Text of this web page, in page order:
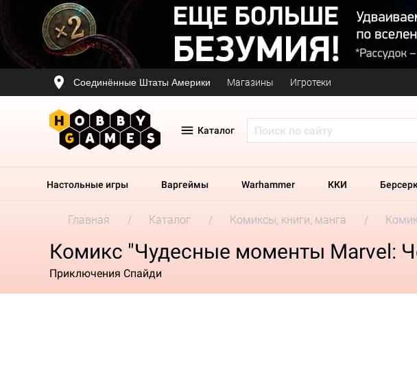
Соединённые Штаты Америки Магазины Игротеки
Каталог
Настольные игры Варгеймы Warhammer ККИ
Главная Каталог Комиксы, книги, манга
Комикс "Чудесные моменты Marvel:
Приключения Спайди